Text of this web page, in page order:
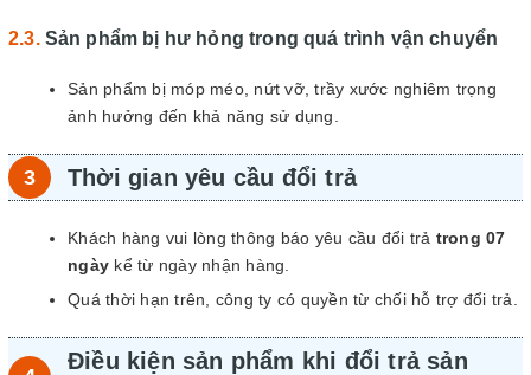
Sản phẩm bị hư hỏng trong quá trình vận chuyển
Sản phẩm bị móp méo, nứt vỡ, trầy xước nghiêm trọng
ảnh hưởng đến khả năng sử dụng.
Thời gian yêu cầu đổi trả
Khách hàng vui lòng thông báo yêu cầu đổi trả trong 07
ngày kể từ ngày nhận hàng.
Quá thời hạn trên, công ty có quyền từ chối hỗ trợ đổi trả.
Điều kiện sản phẩm khi đổi trả sản